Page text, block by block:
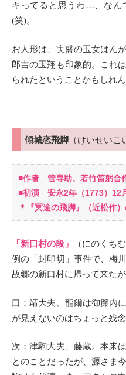
キってると思うわ…、なん
(笑)。
お人形は、実盛の玉女はん
郎吉の玉翔も印象的。これ
られたということかもしれん
傾城恋飛脚 （けいせいこ
■作者 管専助、若竹笛躬合
■初演 安永2年（1773）12
＊『冥途の飛脚』（近松作
「新口村の段」
（にのくち
例の「封印切」事件で、梅
故郷の新口村に帰って来た
口：靖大夫、龍爾は御簾内
が見えないのはちょっと残念
次：津駒大夫、藤蔵。本来
とのことだったが、源さま